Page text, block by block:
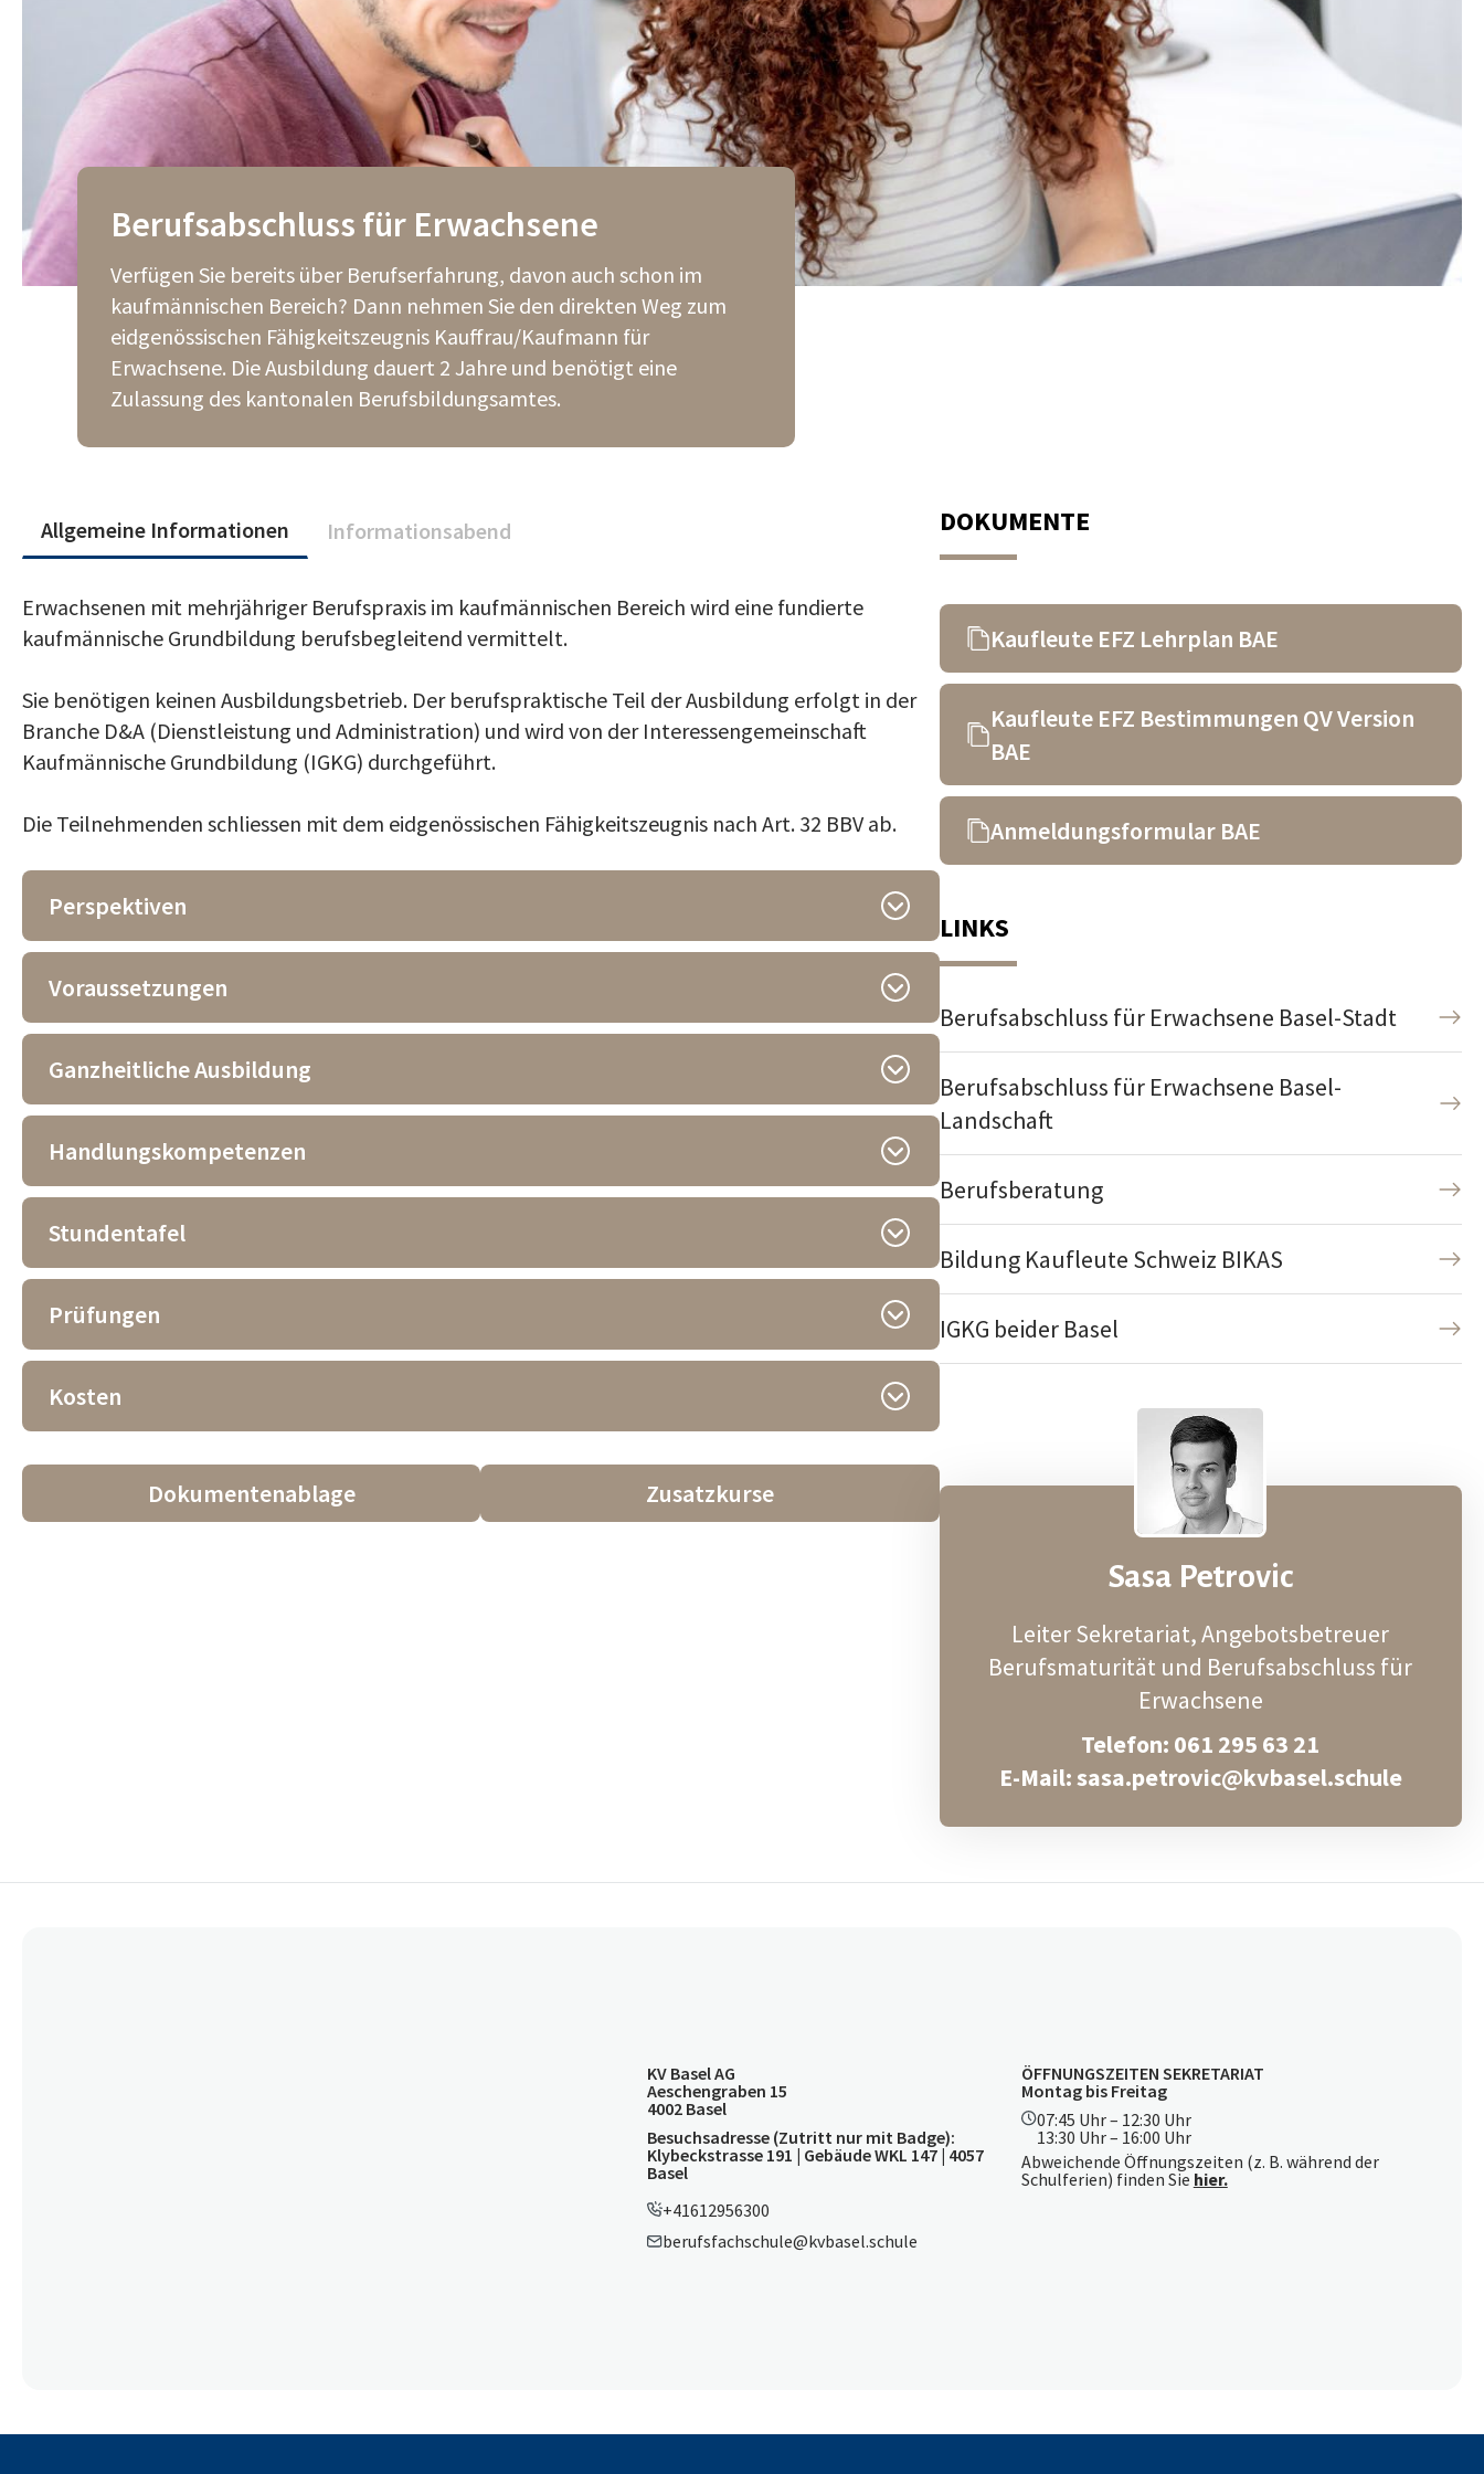
Berufsabschluss für Erwachsene
Verfügen Sie bereits über Berufserfahrung, davon auch schon im
kaufmännischen Bereich? Dann nehmen Sie den direkten Weg zum
eidgenössischen Fähigkeitszeugnis Kauffrau/Kaufmann für
Erwachsene. Die Ausbildung dauert 2 Jahre und benötigt eine
Zulassung des kantonalen Berufsbildungsamtes.
Allgemeine Informationen Informationsabend
Erwachsenen mit mehrjähriger Berufspraxis im kaufmännischen Bereich wird eine fundierte
kaufmännische Grundbildung berufsbegleitend vermittelt.
Sie benötigen keinen Ausbildungsbetrieb. Der berufspraktische Teil der Ausbildung erfolgt in der
Branche D&A (Dienstleistung und Administration) und wird von der Interessengemeinschaft
Kaufmännische Grundbildung (IGKG) durchgeführt.
Die Teilnehmenden schliessen mit dem eidgenössischen Fähigkeitszeugnis nach Art. 32 BBV ab.
Perspektiven
Voraussetzungen
Ganzheitliche Ausbildung
Handlungskompetenzen
Stundentafel
Prüfungen
Kosten
Dokumentenablage Zusatzkurse
DOKUMENTE
Kaufleute EFZ Lehrplan BAE
Kaufleute EFZ Bestimmungen QV Version
BAE
Anmeldungsformular BAE
LINKS
Berufsabschluss für Erwachsene Basel-Stadt
Berufsabschluss für Erwachsene Basel-
Landschaft
Berufsberatung
Bildung Kaufleute Schweiz BIKAS
IGKG beider Basel
Sasa Petrovic
Leiter Sekretariat, Angebotsbetreuer
Berufsmaturität und Berufsabschluss für
Erwachsene
Telefon: 061 295 63 21
E-Mail: sasa.petrovic@kvbasel.schule
KV Basel AG
Aeschengraben 15
4002 Basel
Besuchsadresse (Zutritt nur mit Badge):
Klybeckstrasse 191 | Gebäude WKL 147 | 4057
Basel
+41612956300
berufsfachschule@kvbasel.schule
ÖFFNUNGSZEITEN SEKRETARIAT
Montag bis Freitag
07:45 Uhr – 12:30 Uhr
13:30 Uhr – 16:00 Uhr
Abweichende Öffnungszeiten (z. B. während der
Schulferien) finden Sie hier.